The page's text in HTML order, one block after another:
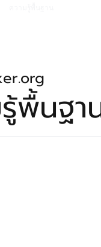
พื้นฐา